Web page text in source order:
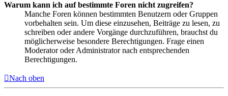
Warum kann ich auf bestimmte Foren nicht zugreifen?
Manche Foren können bestimmten Benutzern oder Gruppen
vorbehalten sein. Um diese einzusehen, Beiträge zu lesen, zu
schreiben oder andere Vorgänge durchzuführen, brauchst du
möglicherweise besondere Berechtigungen. Frage einen
Moderator oder Administrator nach entsprechenden
Berechtigungen.
Nach oben